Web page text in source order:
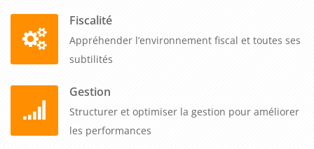
Fiscalité
Appréhender l’environnement fiscal et toutes ses
subtilités
Gestion
Structurer et optimiser la gestion pour améliorer
les performances